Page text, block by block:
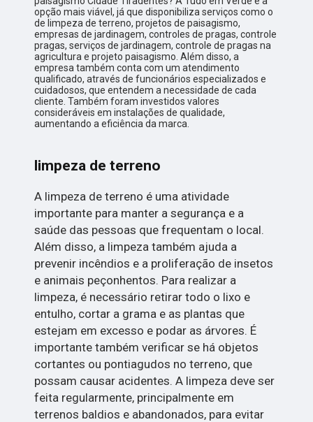
opção mais viável, já que disponibiliza serviços como o
de limpeza de terreno, projetos de paisagismo,
empresas de jardinagem, controles de pragas, controle
pragas, serviços de jardinagem, controle de pragas na
agricultura e projeto paisagismo. Além disso, a
empresa também conta com um atendimento
qualificado, através de funcionários especializados e
cuidadosos, que entendem a necessidade de cada
cliente. Também foram investidos valores
consideráveis em instalações de qualidade,
aumentando a eficiência da marca.
limpeza de terreno
A limpeza de terreno é uma atividade
importante para manter a segurança e a
saúde das pessoas que frequentam o local.
Além disso, a limpeza também ajuda a
prevenir incêndios e a proliferação de insetos
e animais peçonhentos. Para realizar a
limpeza, é necessário retirar todo o lixo e
entulho, cortar a grama e as plantas que
estejam em excesso e podar as árvores. É
importante também verificar se há objetos
cortantes ou pontiagudos no terreno, que
possam causar acidentes. A limpeza deve ser
feita regularmente, principalmente em
terrenos baldios e abandonados, para evitar